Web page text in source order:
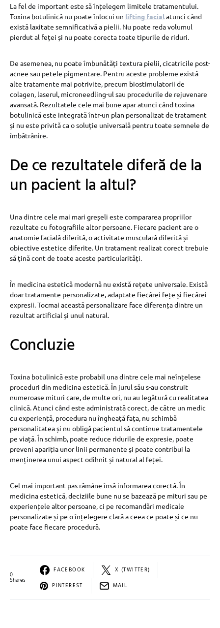
La fel de important este să înțelegem limitele tratamentului.
Toxina botulinică nu poate înlocui un lifting facialatunci când
există laxitate semnificativă a pielii. Nu poate reda volumul
pierdut al feței și nu poate corecta toate tipurile de riduri.
De asemenea, nu poate îmbunătăți textura pielii, cicatricile post-
acnee sau petele pigmentare. Pentru aceste probleme există
alte tratamente mai potrivite, precum biostimulatorii de
colagen, laserul, microneedling-ul sau procedurile de rejuvenare
avansată. Rezultatele cele mai bune apar atunci când toxina
botulinică este integrată într-un plan personalizat de tratament
și nu este privită ca o soluție universală pentru toate semnele de
îmbătrânire.
De ce rezultatele diferă de la
un pacient la altul?
Una dintre cele mai mari greșeli este compararea propriilor
rezultate cu fotografiile altor persoane. Fiecare pacient are o
anatomie facială diferită, o activitate musculară diferită și
obiective estetice diferite. Un tratament realizat corect trebuie
să țină cont de toate aceste particularități.
În medicina estetică modernă nu există rețete universale. Există
doar tratamente personalizate, adaptate fiecărei fețe și fiecărei
expresii. Tocmai această personalizare face diferența dintre un
rezultat artificial și unul natural.
Concluzie
Toxina botulinică este probabil una dintre cele mai neînțelese
proceduri din medicina estetică. În jurul său s-au construit
numeroase mituri care, de multe ori, nu au legătură cu realitatea
clinică. Atunci când este administrată corect, de către un medic
cu experiență, procedura nu îngheață fața, nu schimbă
personalitatea și nu obligă pacientul să continue tratamentele
pe viață. În schimb, poate reduce ridurile de expresie, poate
preveni apariția unor linii permanente și poate contribui la
menținerea unui aspect odihnit și natural al feței.
Cel mai important pas rămâne însă informarea corectă. În
medicina estetică, deciziile bune nu se bazează pe mituri sau pe
experiențele altor persoane, ci pe recomandări medicale
personalizate și pe o înțelegere clară a ceea ce poate și ce nu
poate face fiecare procedură.
0
Shares
FACEBOOK
X (TWITTER)
PINTEREST
MAIL